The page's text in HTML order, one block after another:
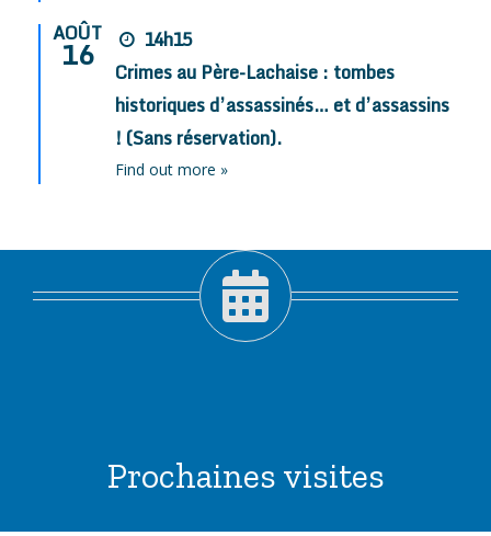
AOÛT
16
14h15
Crimes au Père-Lachaise : tombes
historiques d’assassinés… et d’assassins
! (Sans réservation).
Find out more »
Prochaines visites